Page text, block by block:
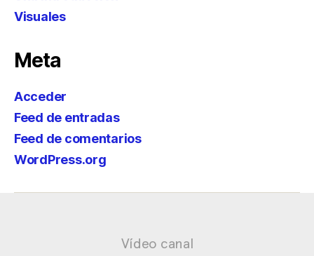
Visuales
Meta
Acceder
Feed de entradas
Feed de comentarios
WordPress.org
Vídeo canal